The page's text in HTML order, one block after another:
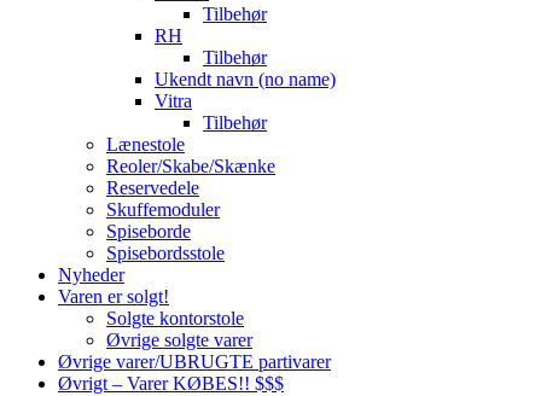
Tilbehør
RH
Tilbehør
Ukendt navn (no name)
Vitra
Tilbehør
Lænestole
Reoler/Skabe/Skænke
Reservedele
Skuffemoduler
Spiseborde
Spisebordsstole
Nyheder
Varen er solgt!
Solgte kontorstole
Øvrige solgte varer
Øvrige varer/UBRUGTE partivarer
Øvrigt – Varer KØBES!! $$$